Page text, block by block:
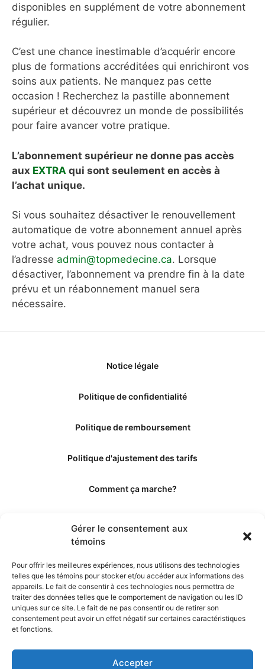
Gérer le consentement aux
témoins
Pour offrir les meilleures expériences, nous utilisons des technologies
telles que les témoins pour stocker et/ou accéder aux informations des
appareils. Le fait de consentir à ces technologies nous permettra de
traiter des données telles que le comportement de navigation ou les ID
uniques sur ce site. Le fait de ne pas consentir ou de retirer son
consentement peut avoir un effet négatif sur certaines caractéristiques
et fonctions.
Accepter
disponibles en supplément de votre abonnement
régulier.
C’est une chance inestimable d’acquérir encore
plus de formations accréditées qui enrichiront vos
soins aux patients. Ne manquez pas cette
occasion ! Recherchez la pastille abonnement
supérieur et découvrez un monde de possibilités
pour faire avancer votre pratique.
L’abonnement supérieur ne donne pas accès
aux EXTRA qui sont seulement en accès à
l’achat unique.
Si vous souhaitez désactiver le renouvellement
automatique de votre abonnement annuel après
votre achat, vous pouvez nous contacter à
l’adresse admin@topmedecine.ca. Lorsque
désactiver, l’abonnement va prendre fin à la date
prévu et un réabonnement manuel sera
nécessaire.
Notice légale
Politique de confidentialité
Politique de remboursement
Politique d'ajustement des tarifs
Comment ça marche?
Les éditeurs
Les experts et collaborateurs